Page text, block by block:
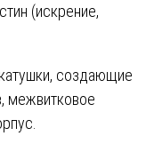
(искрение,
создающие
межвитковое